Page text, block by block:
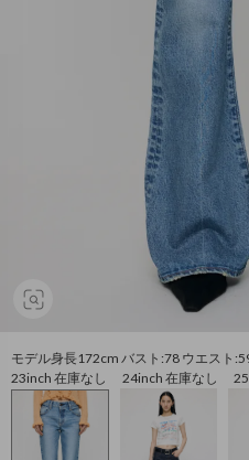
モデル身長172cm バスト:78 ウエスト
23inch 在庫なし 24inch 在庫なし